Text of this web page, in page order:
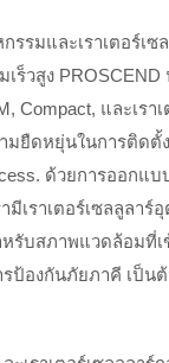
รรมและเราเตอร์เซ
ร็วสูง PROSCEND
Compact, และเราเ
มยืดหยุ่นในการติดตั้
ด้วยการออกแบ
เราเตอร์เซลลูลาร์
หรับสภาพแวดล้อมที่เ
ป้องกันภัยภาคี เป็น